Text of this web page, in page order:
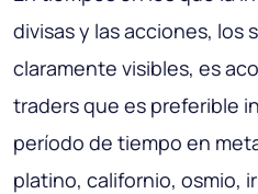
divisas y las acciones, los
claramente visibles, es
traders que es preferible
período de tiempo en
platino, californio, osmio,